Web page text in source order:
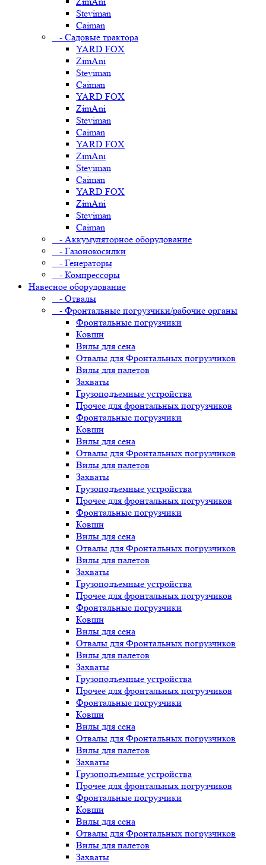
Steviman
Caiman
- Садовые трактора
YARD FOX
ZimAni
Steviman
Caiman
YARD FOX
ZimAni
Steviman
Caiman
YARD FOX
ZimAni
Steviman
Caiman
YARD FOX
ZimAni
Steviman
Caiman
- Аккумуляторное оборудование
- Газонокосилки
- Генераторы
- Компрессоры
Навесное оборудование
- Отвалы
- Фронтальные погрузчики/рабочие органы
Фронтальные погрузчики
Ковши
Вилы для сена
Отвалы для Фронтальных погрузчиков
Вилы для палетов
Захваты
Грузоподъемные устройства
Прочее для фронтальных погрузчиков
Фронтальные погрузчики
Ковши
Вилы для сена
Отвалы для Фронтальных погрузчиков
Вилы для палетов
Захваты
Грузоподъемные устройства
Прочее для фронтальных погрузчиков
Фронтальные погрузчики
Ковши
Вилы для сена
Отвалы для Фронтальных погрузчиков
Вилы для палетов
Захваты
Грузоподъемные устройства
Прочее для фронтальных погрузчиков
Фронтальные погрузчики
Ковши
Вилы для сена
Отвалы для Фронтальных погрузчиков
Вилы для палетов
Захваты
Грузоподъемные устройства
Прочее для фронтальных погрузчиков
Фронтальные погрузчики
Ковши
Вилы для сена
Отвалы для Фронтальных погрузчиков
Вилы для палетов
Захваты
Грузоподъемные устройства
Прочее для фронтальных погрузчиков
Фронтальные погрузчики
Ковши
Вилы для сена
Отвалы для Фронтальных погрузчиков
Вилы для палетов
Захваты